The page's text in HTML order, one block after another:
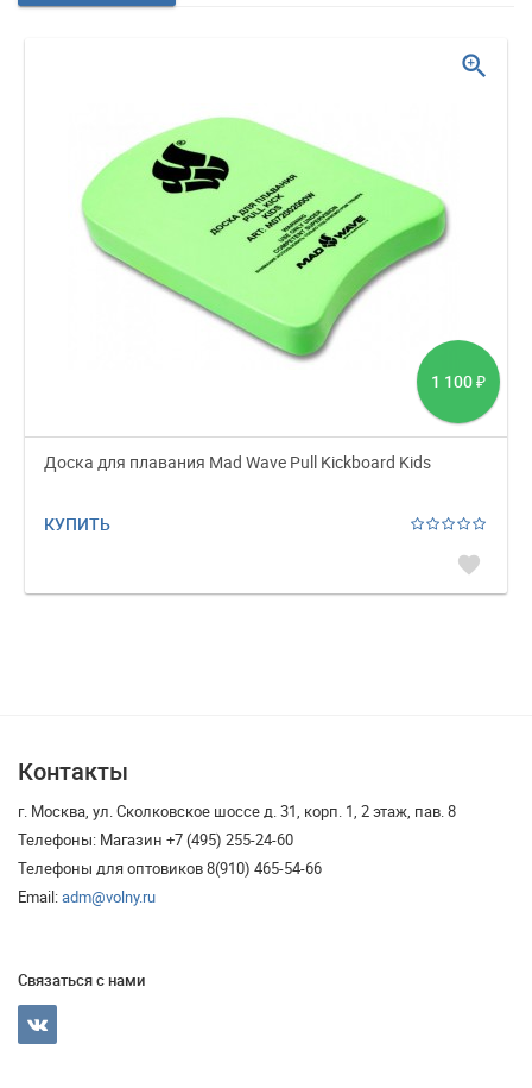
1 100 ₽
Доска для плавания Mad Wave Pull Kickboard Kids
КУПИТЬ
favorite
zoom_in
Контакты
г. Москва, ул. Сколковское шоссе д. 31, корп. 1, 2 этаж, пав. 8
Телефоны: Магазин +7 (495) 255-24-60
Телефоны для оптовиков 8(910) 465-54-66
Email:adm@volny.ru
Связаться с нами